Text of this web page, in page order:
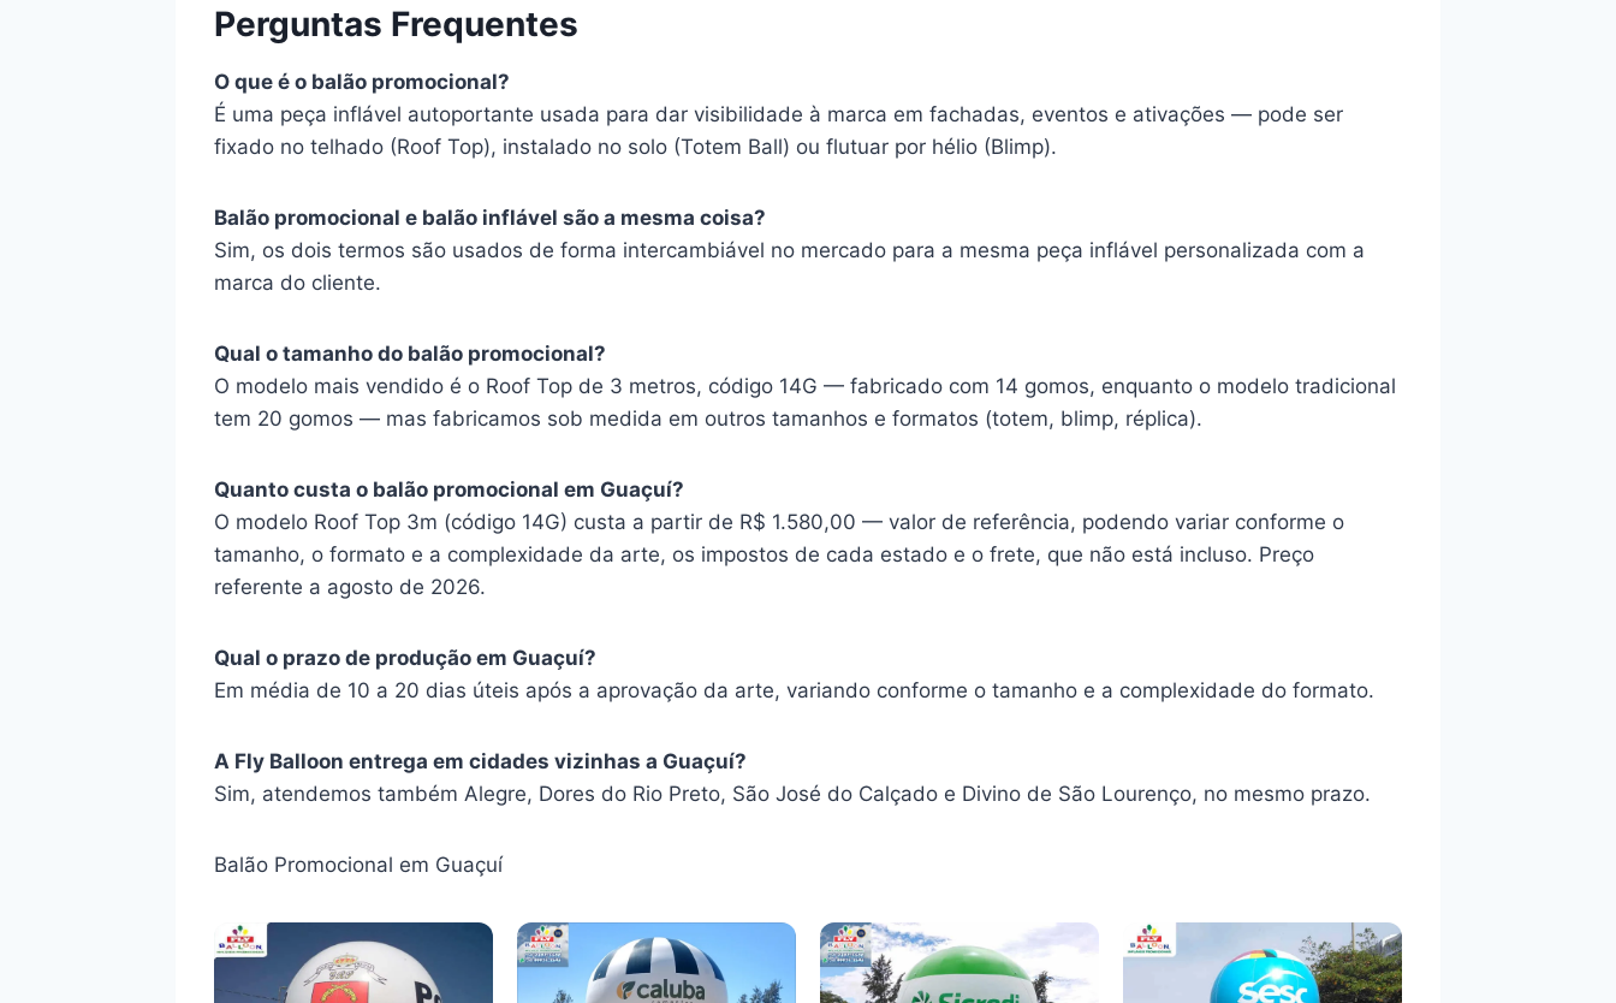
Perguntas Frequentes
O que é o balão promocional?
É uma peça inflável autoportante usada para dar visibilidade à marca em fachadas, eventos e ativações — pode ser
fixado no telhado (Roof Top), instalado no solo (Totem Ball) ou flutuar por hélio (Blimp).
Balão promocional e balão inflável são a mesma coisa?
Sim, os dois termos são usados de forma intercambiável no mercado para a mesma peça inflável personalizada com a
marca do cliente.
Qual o tamanho do balão promocional?
O modelo mais vendido é o Roof Top de 3 metros, código 14G — fabricado com 14 gomos, enquanto o modelo tradicional
tem 20 gomos — mas fabricamos sob medida em outros tamanhos e formatos (totem, blimp, réplica).
Quanto custa o balão promocional em Guaçuí?
O modelo Roof Top 3m (código 14G) custa a partir de R$ 1.580,00 — valor de referência, podendo variar conforme o
tamanho, o formato e a complexidade da arte, os impostos de cada estado e o frete, que não está incluso. Preço
referente a agosto de 2026.
Qual o prazo de produção em Guaçuí?
Em média de 10 a 20 dias úteis após a aprovação da arte, variando conforme o tamanho e a complexidade do formato.
A Fly Balloon entrega em cidades vizinhas a Guaçuí?
Sim, atendemos também Alegre, Dores do Rio Preto, São José do Calçado e Divino de São Lourenço, no mesmo prazo.
Balão Promocional em Guaçuí